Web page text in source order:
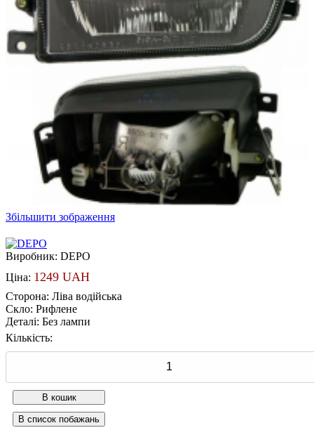
Збільшити зображення
Виробник: DEPO
Ціна: 1249 UAH
Сторона: Ліва водійська
Скло: Рифлене
Деталі: Без лампи
Кількість: